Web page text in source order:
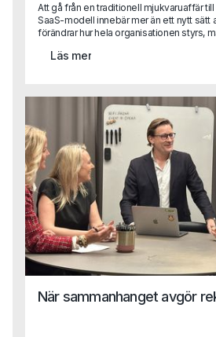
Att gå från en traditionell mjukvaruaffär
SaaS-modell innebär mer än ett nytt sätt
förändrar hur hela organisationen styrs,
prioriterar.För CFO innebär det ett skifte
uppföljning till att bli en central
på Stratsys, blev det tydligt att
en avgörande roll i just den typen av
intervjun delar han sina erfarenheter från
ställa om affären, bygga en mer
och utveckla CFO-rollen i ett växande
Läs mer
När sammanhanget avgör